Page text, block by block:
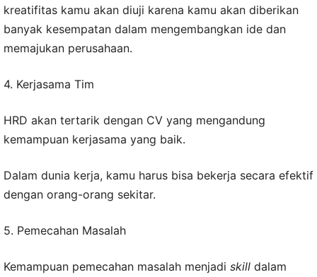
kreatifitas kamu akan diuji karena kamu akan diberikan
banyak kesempatan dalam mengembangkan ide dan
memajukan perusahaan.
4. Kerjasama Tim
HRD akan tertarik dengan CV yang mengandung
kemampuan kerjasama yang baik.
Dalam dunia kerja, kamu harus bisa bekerja secara efektif
dengan orang-orang sekitar.
5. Pemecahan Masalah
Kemampuan pemecahan masalah menjadi skill dalam